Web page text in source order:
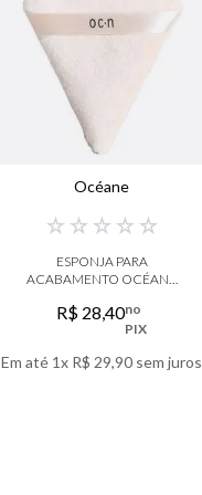
Océane
☆ ☆ ☆ ☆ ☆
ESPONJA PARA
ACABAMENTO OCÉANE
R$ 28,40no
PIX
Em até 1x R$ 29,90 sem juros